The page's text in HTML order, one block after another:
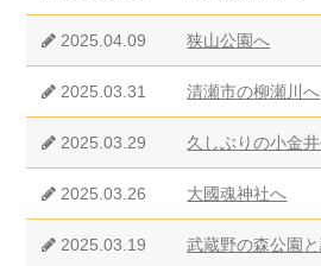
2025.04.09 狭山公園へ
2025.03.31 清瀬市の柳瀬川へ
2025.03.29 久しぶりの小金
2025.03.26 大國魂神社へ
2025.03.19 武蔵野の森公園